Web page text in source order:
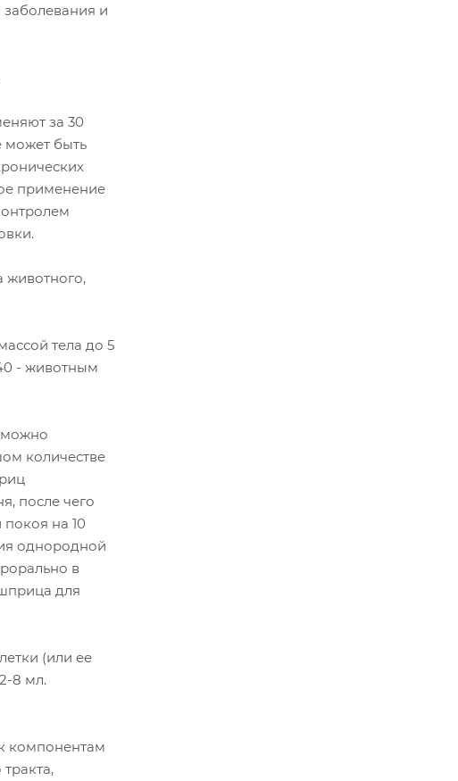
заболевания и
за 30
может быть
применение
животного,
тела до 5
- животным
количестве
после чего
покоя на 10
однородной
в
для
(или ее
8 мл.
компонентам